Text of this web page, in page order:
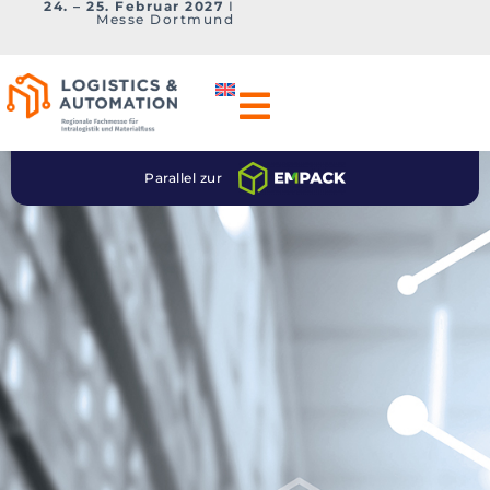
24. – 25. Februar 2027 I
Messe Dortmund
Parallel zur